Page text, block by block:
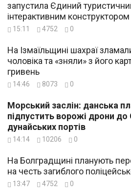
запустила Єдиний
інтерактивним
15:11 4752 0
На Ізмаїльщині шахраї
чоловіка та «зняли» з його
гривень
14:46 8073 0
Морський заслін: данська
підпустить ворожі дрони до
дунайських портів
14:14 10206 0
На Болградщині планують
на честь загиблого
13:47 4752 0